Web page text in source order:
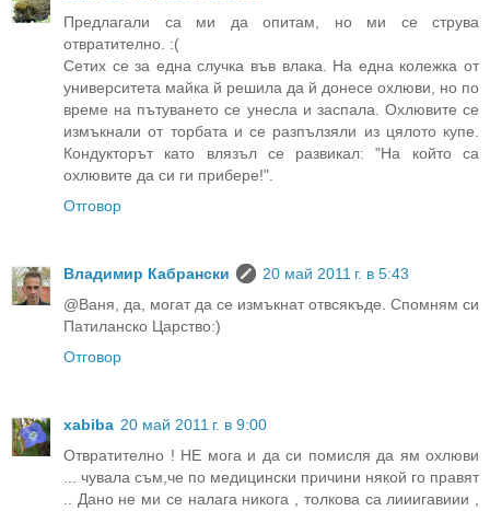
Предлагали са ми да опитам, но ми се струва
отвратително. :(
Сетих се за една случка във влака. На една колежка от
университета майка й решила да й донесе охлюви, но по
време на пътуването се унесла и заспала. Охлювите се
измъкнали от торбата и се разпълзяли из цялото купе.
Кондукторът като влязъл се развикал: "На който са
охлювите да си ги прибере!".
Отговор
Владимир Кабрански
20 май 2011 г. в 5:43
@Ваня, да, могат да се измъкнат отвсякъде. Спомням си
Патиланско Царство:)
Отговор
xabiba 20 май 2011 г. в 9:00
Отвратително ! НЕ мога и да си помисля да ям охлюви
... чувала съм,че по медицински причини някой го правят
.. Дано не ми се налага никога , толкова са лииигавиии ,